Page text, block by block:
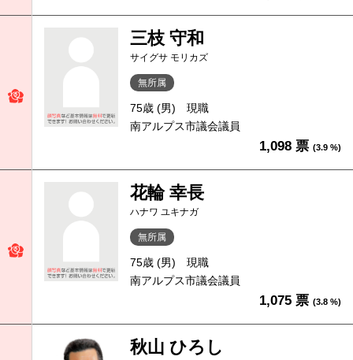
三枝 守和
サイグサ モリカズ
無所属
75歳 (男)
現職
南アルプス市議会議員
1,098 票 (3.9 %)
花輪 幸長
ハナワ ユキナガ
無所属
75歳 (男)
現職
南アルプス市議会議員
1,075 票 (3.8 %)
秋山 ひろし